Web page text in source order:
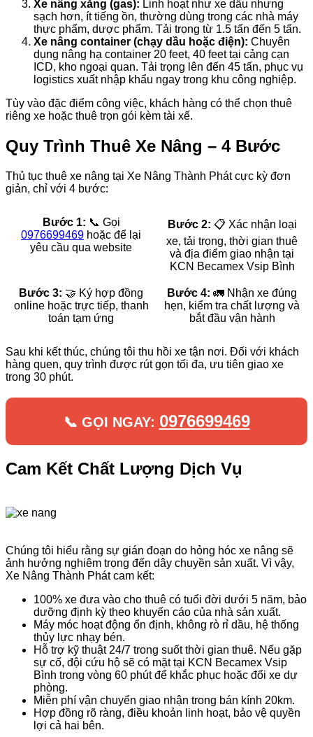
Xe nâng xăng (gas): Linh hoạt như xe dầu nhưng
sạch hơn, ít tiếng ồn, thường dùng trong các nhà máy
thực phẩm, dược phẩm. Tải trọng từ 1.5 tấn đến 5 tấn.
Xe nâng container (chạy dầu hoặc điện): Chuyên
dụng nâng hạ container 20 feet, 40 feet tại cảng cạn
ICD, kho ngoại quan. Tải trọng lên đến 45 tấn, phục vụ
logistics xuất nhập khẩu ngay trong khu công nghiệp.
Tùy vào đặc điểm công việc, khách hàng có thể chọn thuê
riêng xe hoặc thuê trọn gói kèm tài xế.
Quy Trình Thuê Xe Nâng – 4 Bước
Thủ tục thuê xe nâng tại Xe Nâng Thành Phát cực kỳ đơn
giản, chỉ với 4 bước:
Bước 1: 📞 Gọi
0976699469 hoặc để lại
yêu cầu qua website
Bước 2: 📋 Xác nhận loại
xe, tải trọng, thời gian thuê
và địa điểm giao nhận tại
KCN Becamex Vsip Bình
Bước 3: 🤝 Ký hợp đồng
online hoặc trực tiếp, thanh
toán tạm ứng
Bước 4: 🚛 Nhận xe đúng
hẹn, kiểm tra chất lượng và
bắt đầu vận hành
Sau khi kết thúc, chúng tôi thu hồi xe tận nơi. Đối với khách
hàng quen, quy trình được rút gọn tối đa, ưu tiên giao xe
trong 30 phút.
📞 GỌI NGAY: 0976699469
Cam Kết Chất Lượng Dịch Vụ
Chúng tôi hiểu rằng sự gián đoạn do hỏng hóc xe nâng sẽ
ảnh hưởng nghiêm trọng đến dây chuyền sản xuất. Vì vậy,
Xe Nâng Thành Phát cam kết:
100% xe đưa vào cho thuê có tuổi đời dưới 5 năm, bảo
dưỡng định kỳ theo khuyến cáo của nhà sản xuất.
Máy móc hoạt động ổn định, không rò rỉ dầu, hệ thống
thủy lực nhạy bén.
Hỗ trợ kỹ thuật 24/7 trong suốt thời gian thuê. Nếu gặp
sự cố, đội cứu hộ sẽ có mặt tại KCN Becamex Vsip
Bình trong vòng 60 phút để khắc phục hoặc đổi xe dự
phòng.
Miễn phí vận chuyển giao nhận trong bán kính 20km.
Hợp đồng rõ ràng, điều khoản linh hoạt, bảo vệ quyền
lợi cả hai bên.